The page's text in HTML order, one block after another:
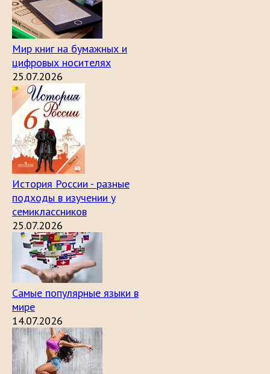
Мир книг на бумажных и
цифровых носителях
25.07.2026
История России - разные
подходы в изучении у
семиклассников
25.07.2026
Самые популярные языки в
мире
14.07.2026